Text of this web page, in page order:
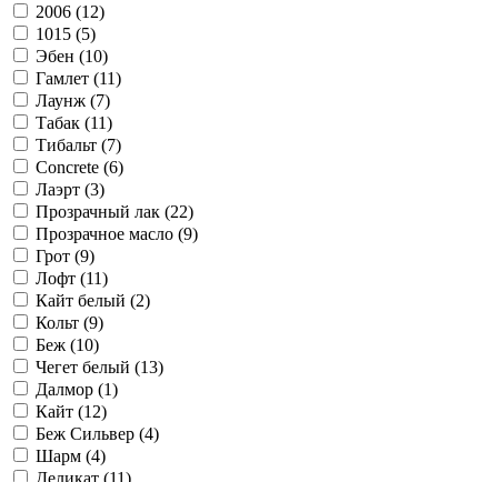
2006 (12)
1015 (5)
Эбен (10)
Гамлет (11)
Лаунж (7)
Табак (11)
Тибальт (7)
Concrete (6)
Лаэрт (3)
Прозрачный лак (22)
Прозрачное масло (9)
Грот (9)
Лофт (11)
Кайт белый (2)
Кольт (9)
Беж (10)
Чегет белый (13)
Далмор (1)
Кайт (12)
Беж Сильвер (4)
Шарм (4)
Деликат (11)